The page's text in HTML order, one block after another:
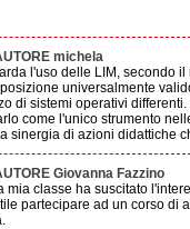
michela
l'uso delle LIM, secondo
universalmente
di sistemi operativi
come l'unico strumento
sinergia di azioni didattiche
Giovanna Fazzino
mia classe ha suscitato
partecipare ad un corso di